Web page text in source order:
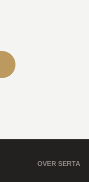
OVER SERTA